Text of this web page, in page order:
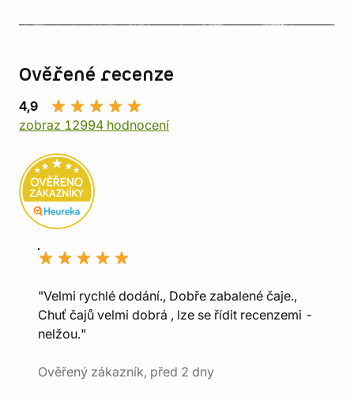
Ověřené recenze
4,9
zobraz 12994 hodnocení
"Velmi rychlé dodání., Dobře zabalené čaje.,
Chuť čajů velmi dobrá , lze se řídit recenzemi -
nelžou."
Ověřený zákazník, před 2 dny